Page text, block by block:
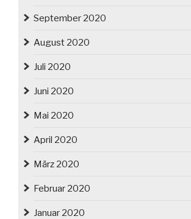
September 2020
August 2020
Juli 2020
Juni 2020
Mai 2020
April 2020
März 2020
Februar 2020
Januar 2020